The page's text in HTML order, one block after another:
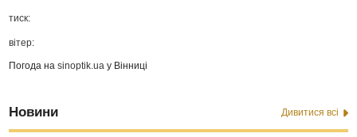
тиск:
вітер:
Погода наsinoptik.ua у Вінниці
Новини Дивитися всі